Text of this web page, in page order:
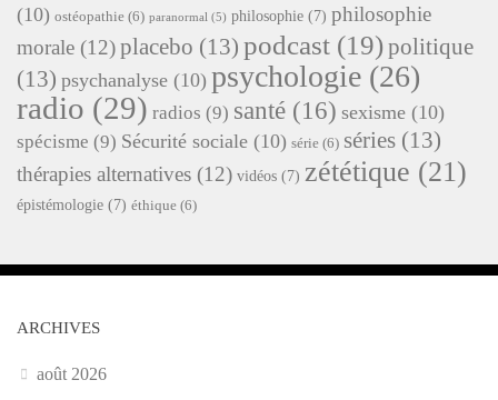
(10) ostéopathie (6) paranormal (5) philosophie (7) philosophie
morale (12)placebo (13) podcast (19)politique
(13) psychanalyse (10) psychologie (26)
radio (29) radios (9) santé (16) sexisme (10)
spécisme (9) Sécurité sociale (10) série (6) séries (13)
thérapies alternatives (12) vidéos (7) zététique (21)
épistémologie (7) éthique (6)
ARCHIVES
août 2026